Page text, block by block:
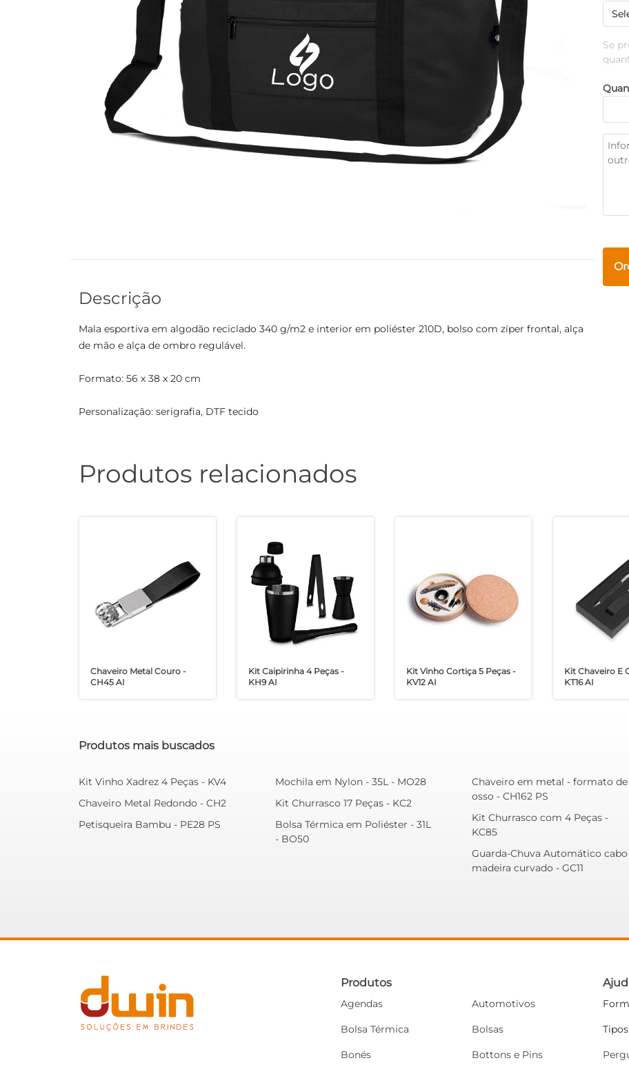
Descrição
Mala esportiva em algodão reciclado 340 g/m2 e interior em poliéster 210D, bolso com zíper frontal, alça
de mão e alça de ombro regulável.
Formato: 56 x 38 x 20 cm
Personalização: serigrafia, DTF tecido
Se
Produtos relacionados
Chaveiro Metal Couro -
CH45 AI
Kit Caipirinha 4 Peças -
KH9 AI
Kit Vinho Cortiça 5 Peças -
KV12 AI
Kit Chaveiro E
KT16 AI
Produtos mais buscados
Kit Vinho Xadrez 4 Peças - KV4
Chaveiro Metal Redondo - CH2
Petisqueira Bambu - PE28 PS
Mochila em Nylon - 35L - MO28
Kit Churrasco 17 Peças - KC2
Bolsa Térmica em Poliéster - 31L
- BO50
Chaveiro em metal - formato de
osso - CH162 PS
Kit Churrasco com 4 Peças -
KC85
Guarda-Chuva Automático cabo
madeira curvado - GC11
Produtos
Agendas
Bolsa Térmica
Bonés
Automotivos
Bolsas
Bottons e Pins